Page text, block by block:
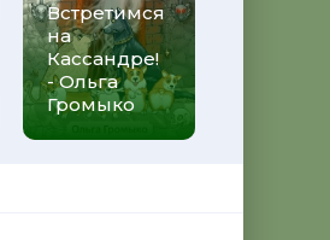
Встретимся
на
Кассандре!
- Ольга
Громыко